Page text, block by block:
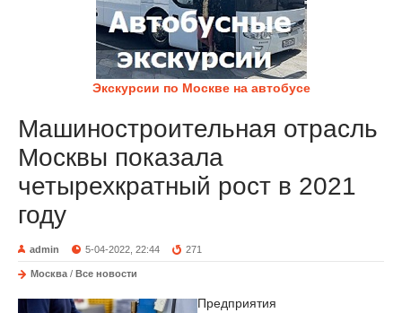
Экскурсии по Москве на автобусе
Машиностроительная отрасль
Москвы показала
четырехкратный рост в 2021
году
admin 5-04-2022, 22:44 271
Москва / Все новости
Предприятия